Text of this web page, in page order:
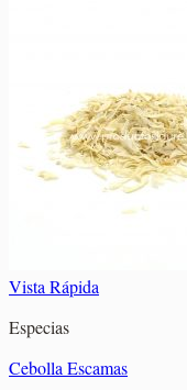
hasta
8,30€
Vista Rápida
Especias
Cebolla Escamas